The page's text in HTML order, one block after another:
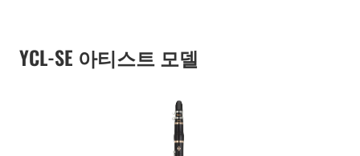
YCL-SE 아티스트 모델